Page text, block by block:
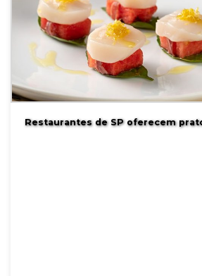
Restaurantes de SP oferecem